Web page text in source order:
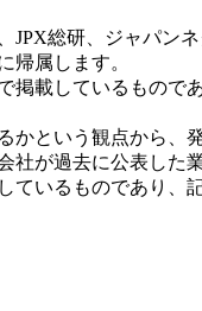
総研、ジャパンネ
帰属します。
載しているもの
という観点から
が過去に公表し
いるものであり